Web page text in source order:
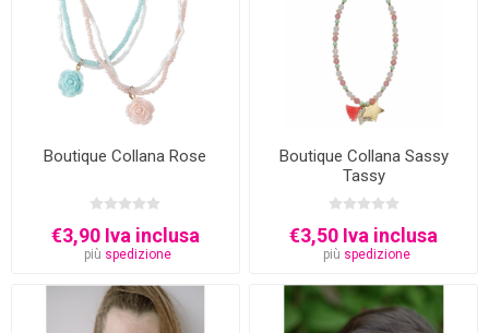
Boutique Collana Rose
€3,90 Iva inclusa
più spedizione
Boutique Collana Sassy
Tassy
€3,50 Iva inclusa
più spedizione